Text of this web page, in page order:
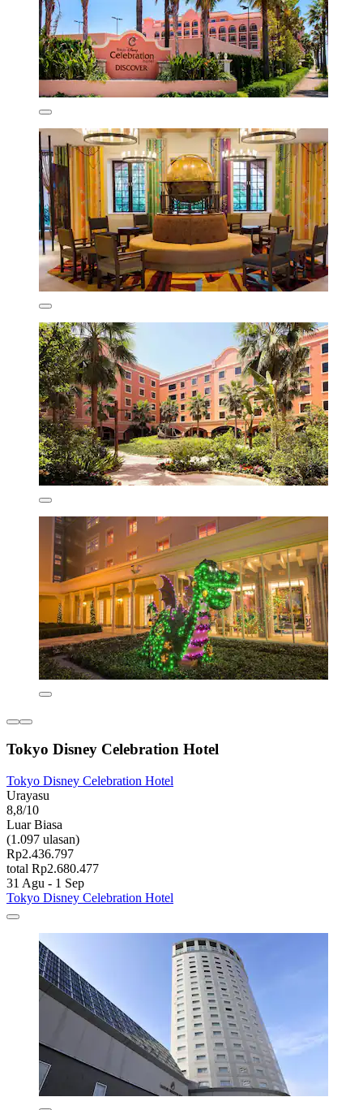
Tokyo Disney Celebration Hotel
Tokyo Disney Celebration Hotel
Urayasu
8,8/10
Luar Biasa
(1.097 ulasan)
Rp2.436.797
total Rp2.680.477
31 Agu - 1 Sep
Tokyo Disney Celebration Hotel